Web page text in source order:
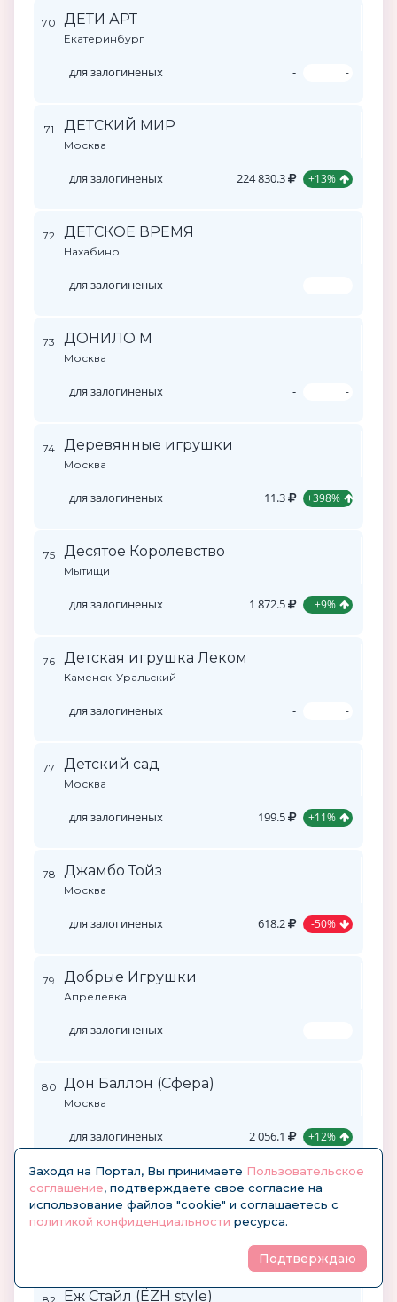
70 ДЕТИ АРТ
Екатеринбург
для залогиненых - -
71 ДЕТСКИЙ МИР
Москва
для залогиненых 224 830.3 +13%
72 ДЕТСКОЕ ВРЕМЯ
Нахабино
для залогиненых - -
73 ДОНИЛО М
Москва
для залогиненых - -
74 Деревянные игрушки
Москва
для залогиненых 11.3 +398%
75 Десятое Королевство
Мытищи
для залогиненых 1 872.5 +9%
76 Детская игрушка Леком
Каменск-Уральский
для залогиненых - -
77 Детский сад
Москва
для залогиненых 199.5 +11%
78 Джамбо Тойз
Москва
для залогиненых 618.2 -50%
79 Добрые Игрушки
Апрелевка
для залогиненых - -
80 Дон Баллон (Сфера)
Москва
для залогиненых 2 056.1 +12%
81 ЕВРОТРЭЙН (Eurotrain)
Москва
- -
Еж Стайл (ЁZH style)
Заходя на Портал, Вы принимаете Пользовательское
соглашение, подтверждаете свое согласие на
использование файлов "cookie" и соглашаетесь с
политикой конфиденциальности ресурса.
Подтверждаю